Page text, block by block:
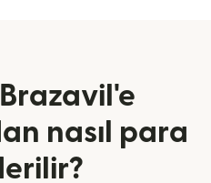
nasıl para